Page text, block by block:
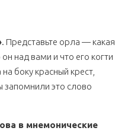
. Представьте орла — какая
над вами и что его когти
боку красный крест,
запомнили это слово
в мнемонические